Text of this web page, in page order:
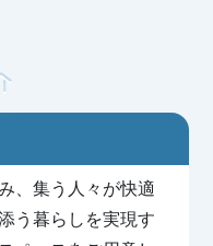
、集う人々が快適
う暮らしを実現す